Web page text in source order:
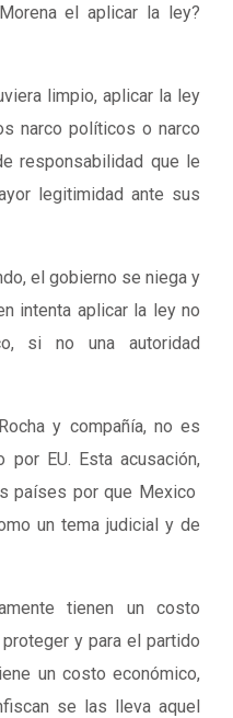
el aplicar la ley?
limpio, aplicar la ley
narco políticos o narco
responsabilidad que le
legitimidad ante sus
el gobierno se niega y
intenta aplicar la ley no
si no una autoridad
y compañía, no es
EU. Esta acusación,
países por que Mexico
un tema judicial y de
tienen un costo
y para el partido
un costo económico,
se las lleva aquel